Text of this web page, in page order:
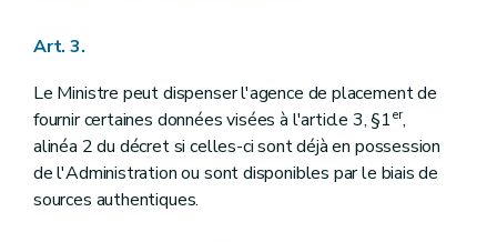
Art. 3.
Le Ministre peut dispenser l'agence de placement de
fournir certaines données visées à l'article 3, §1er,
alinéa 2 du décret si celles-ci sont déjà en possession
de l'Administration ou sont disponibles par le biais de
sources authentiques.